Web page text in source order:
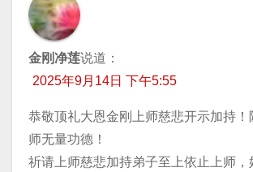
金刚净莲说道：
2025年9月14日 下午5:55
恭敬顶礼大恩金刚上师慈悲开示加持！
师无量功德！
祈请上师慈悲加持弟子至上依止上师，